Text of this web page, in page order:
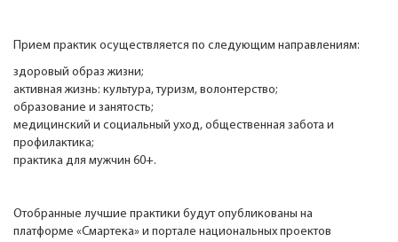
Прием практик осуществляется по следующим направлениям:
здоровый образ жизни;
активная жизнь: культура, туризм, волонтерство;
образование и занятость;
медицинский и социальный уход, общественная забота и
профилактика;
практика для мужчин 60+.
Отобранные лучшие практики будут опубликованы на
платформе «Смартека» и портале национальных проектов